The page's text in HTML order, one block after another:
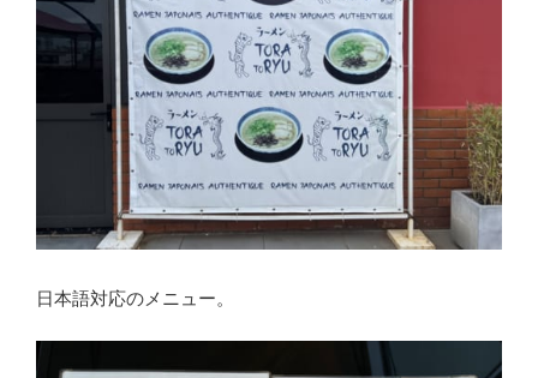
日本語対応のメニュー。